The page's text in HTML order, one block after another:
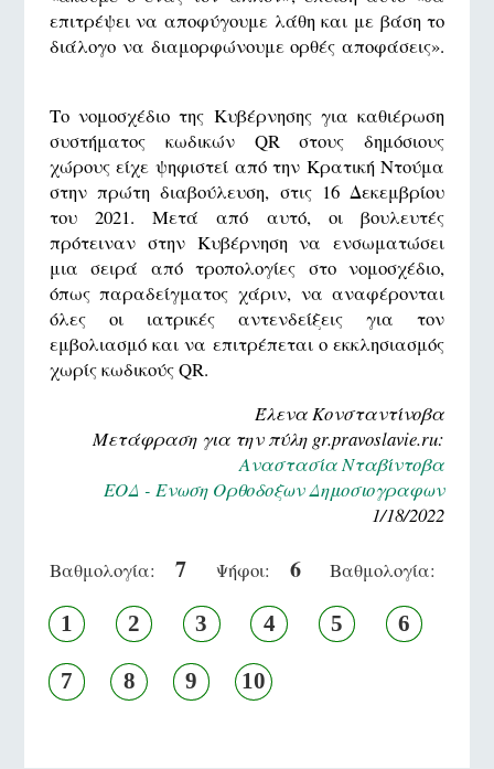
επιτρέψει να αποφύγουμε λάθη και με βάση το
διάλογο να διαμορφώνουμε ορθές αποφάσεις».
Το νομοσχέδιο της Κυβέρνησης για καθιέρωση
συστήματος κωδικών QR στους δημόσιους
χώρους είχε ψηφιστεί από την Κρατική Ντούμα
στην πρώτη διαβούλευση, στις 16 Δεκεμβρίου
του 2021. Μετά από αυτό, οι βουλευτές
πρότειναν στην Κυβέρνηση να ενσωματώσει
μια σειρά από τροπολογίες στο νομοσχέδιο,
όπως παραδείγματος χάριν, να αναφέρονται
όλες οι ιατρικές αντενδείξεις για τον
εμβολιασμό και να επιτρέπεται ο εκκλησιασμός
χωρίς κωδικούς QR.
Έλενα Κονσταντίνοβα
Μετάφραση για την πύλη gr.pravoslavie.ru:
Αναστασία Νταβίντοβα
ΕΟΔ - Ενωση Ορθοδοξων Δημοσιογραφων
1/18/2022
Βαθμολογία: 7 Ψήφοι: 6 Βαθμολογία:
1 2 3 4 5 6
7 8 9 10